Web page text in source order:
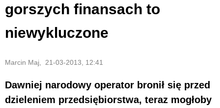
gorszych finansach to
niewykluczone
Marcin Maj, 21-03-2013, 12:41
Dawniej narodowy operator bronił się przed
dzieleniem przedsiębiorstwa, teraz mogłoby